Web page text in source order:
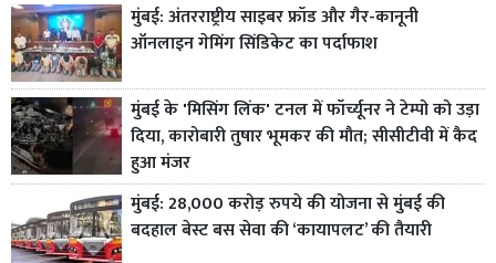
मुंबई: अंतरराष्ट्रीय साइबर फ्रॉड और गैर-कानूनी
ऑनलाइन गेमिंग सिंडिकेट का पर्दाफाश
मुंबई के 'मिसिंग लिंक' टनल में फॉर्च्यूनर ने टेम्पो को उड़ा
दिया, कारोबारी तुषार भूमकर की मौत; सीसीटीवी में कैद
हुआ मंजर
मुंबई: 28,000 करोड़ रुपये की योजना से मुंबई की
बदहाल बेस्ट बस सेवा की ‘कायापलट’ की तैयारी